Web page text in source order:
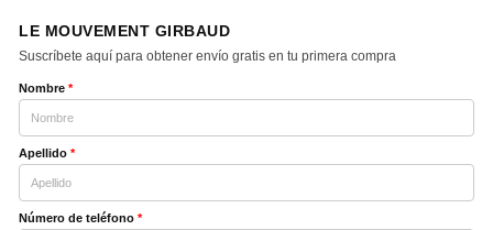
LE MOUVEMENT GIRBAUD
Suscríbete aquí para obtener envío gratis en tu primera compra
Nombre *
Apellido *
Número de teléfono *